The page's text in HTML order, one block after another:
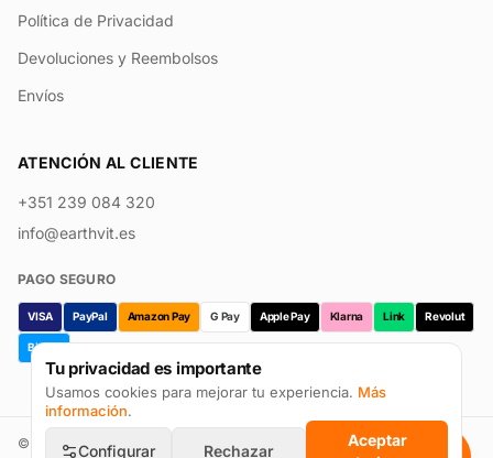
Tu privacidad es importante
Usamos cookies para mejorar tu experiencia. Más
información.
Configurar Rechazar
Aceptar
Política de Privacidad
Devoluciones y Reembolsos
Envíos
ATENCIÓN AL CLIENTE
+351 239 084 320
info@earthvit.es
PAGO SEGURO
VISA PayPal Amazon Pay G Pay Apple Pay Klarna Link Revolut
Bizum
© 2026Earthvit · Prevpharma Unipessoal Lda. Todos los derechos